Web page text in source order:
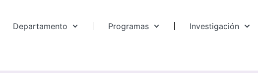
Departamento Programas Investigación